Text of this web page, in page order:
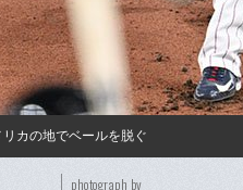
カの地でベールを脱ぐ
photograph by